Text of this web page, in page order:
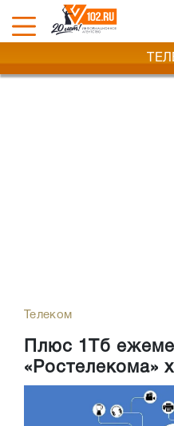
Телеком
Плюс 1Тб
«Ростелекома»